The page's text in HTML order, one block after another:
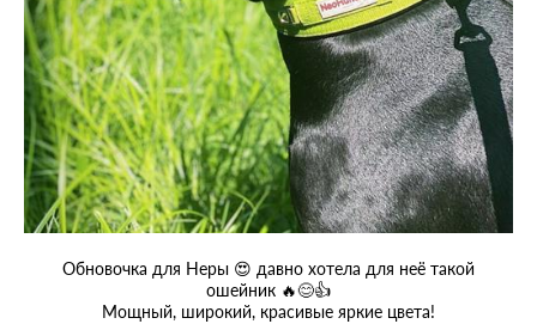
Обновочка для Неры 😍 давно хотела для неё такой
ошейник 🔥😊👍
Мощный, широкий, красивые яркие цвета!